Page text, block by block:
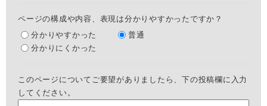
ページの構成や内容、表現は分かりやすかったですか？
分かりやすかった
普通
分かりにくかった
このページについてご要望がありましたら、下の投稿欄に入力
してください。